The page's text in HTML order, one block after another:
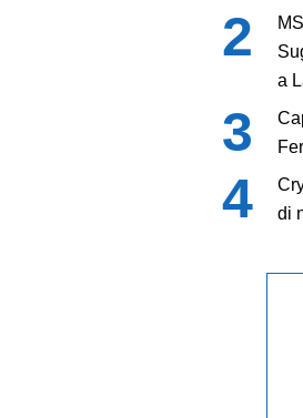
a
di